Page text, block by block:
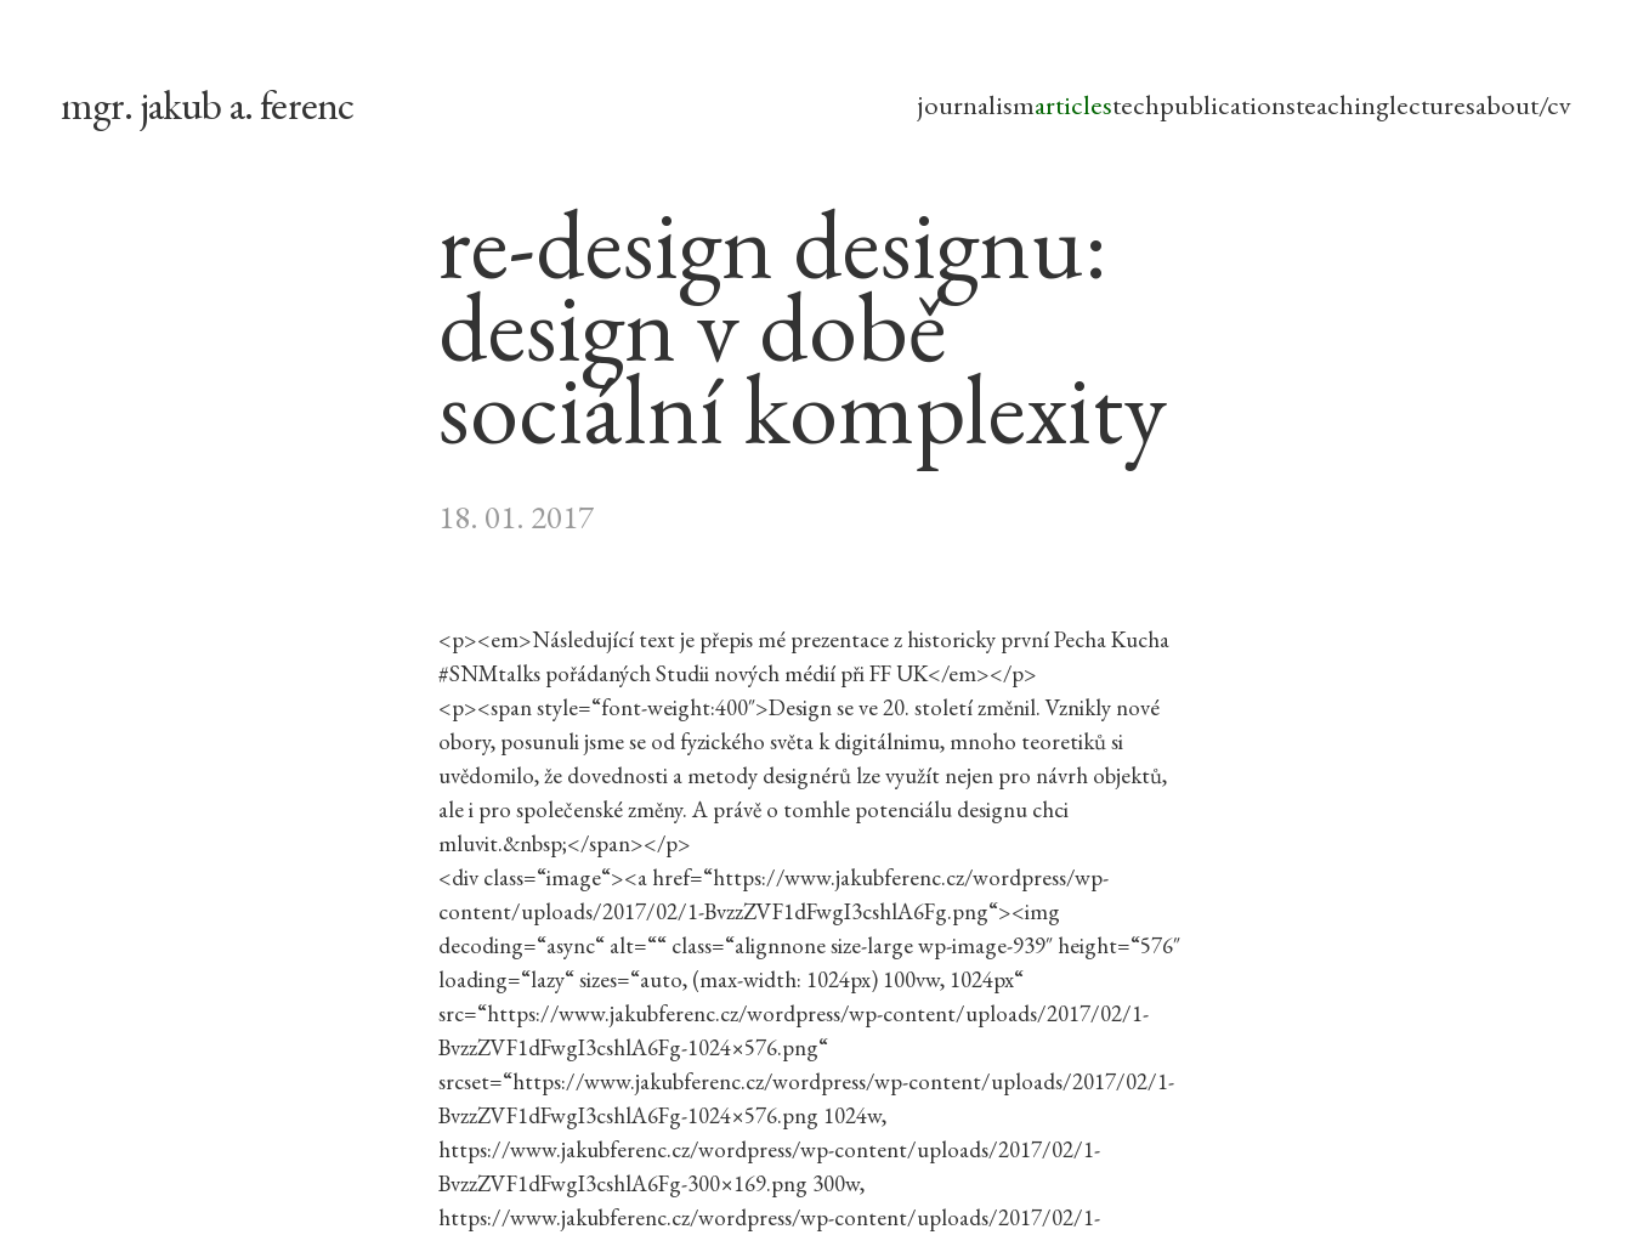
mgr. jakub a. ferenc journalismarticlestechpublicationsteachinglecturesabout/cv
re-design designu:
design v době
sociální komplexity
18. 01. 2017
<p><em>Následující text je přepis mé prezentace z historicky první Pecha Kucha
#SNMtalks pořádaných Studii nových médií při FF UK</em></p>
<p><span style=“font-weight:400″>Design se ve 20. století změnil. Vznikly nové
obory, posunuli jsme se od fyzického světa k digitálnimu, mnoho teoretiků si
uvědomilo, že dovednosti a metody designérů lze využít nejen pro návrh objektů,
ale i pro společenské změny. A právě o tomhle potenciálu designu chci
mluvit.&nbsp;</span></p>
<div class=“image“><a href=“https://www.jakubferenc.cz/wordpress/wp-
content/uploads/2017/02/1-BvzzZVF1dFwgI3cshlA6Fg.png“><img
decoding=“async“ alt=““ class=“alignnone size-large wp-image-939″ height=“576″
loading=“lazy“ sizes=“auto, (max-width: 1024px) 100vw, 1024px“
src=“https://www.jakubferenc.cz/wordpress/wp-content/uploads/2017/02/1-
BvzzZVF1dFwgI3cshlA6Fg-1024×576.png“
srcset=“https://www.jakubferenc.cz/wordpress/wp-content/uploads/2017/02/1-
BvzzZVF1dFwgI3cshlA6Fg-1024×576.png 1024w,
https://www.jakubferenc.cz/wordpress/wp-content/uploads/2017/02/1-
BvzzZVF1dFwgI3cshlA6Fg-300×169.png 300w,
https://www.jakubferenc.cz/wordpress/wp-content/uploads/2017/02/1-